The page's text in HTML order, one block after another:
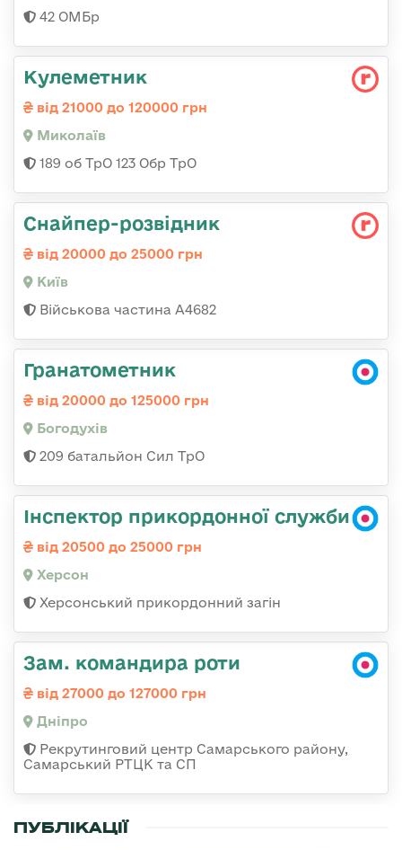
42 ОМБр
Кулеметник
від 21000 до 120000 грн
Миколаїв
189 об ТрО 123 Обр ТрО
Снайпер-розвідник
від 20000 до 25000 грн
Київ
Військова частина А4682
Гранатометник
від 20000 до 125000 грн
Богодухів
209 батальйон Сил ТрО
Інспектор прикордонної служби
від 20500 до 25000 грн
Херсон
Херсонський прикордонний загін
Зам. командира роти
від 27000 до 127000 грн
Дніпро
Рекрутинговий центр Самарського району,
Самарський РТЦК та СП
ПУБЛІКАЦІЇ